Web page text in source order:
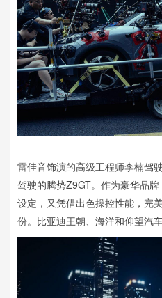
雷佳音饰演的高级工程师李楠驾
驾驶的腾势Z9GT。作为豪华品
设定，又凭借出色操控性能，完
份。比亚迪王朝、海洋和仰望汽